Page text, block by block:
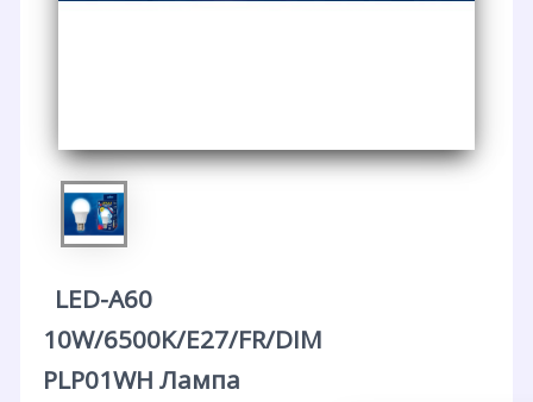
LED-A60
10W/6500K/E27/FR/DIM
PLP01WH Лампа